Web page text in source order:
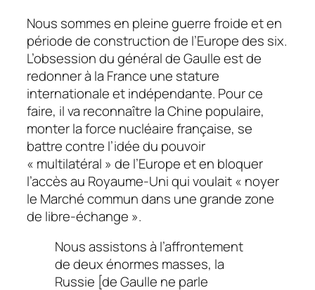
Nous sommes en pleine guerre froide et en
période de construction de l’Europe des six.
L’obsession du général de Gaulle est de
redonner à la France une stature
internationale et indépendante. Pour ce
faire, il va reconnaître la Chine populaire,
monter la force nucléaire française, se
battre contre l’idée du pouvoir
« multilatéral » de l’Europe et en bloquer
l’accès au Royaume-Uni qui voulait « noyer
le Marché commun dans une grande zone
de libre-échange ».
Nous assistons à l’affrontement
de deux énormes masses, la
Russie [de Gaulle ne parle